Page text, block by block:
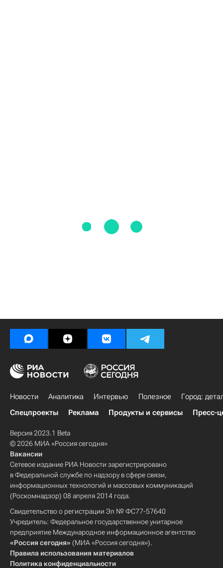
Новости Аналитика Интервью Полезное
Город:
Спецпроекты
Реклама Продукты и сервисы Пресс-
Версия 2023.1 Beta
© 2026 МИА «Россия сегодня»
Вакансии
Сетевое издание РИА Новости зарегистрировано
в Федеральной службе по надзору в сфере связи,
информационных технологий и массовых коммуникаций
(Роскомнадзор) 08 апреля 2014 года.
Свидетельство о регистрации Эл № ФС77-57640
Учредитель: Федеральное государственное унитарное
предприятие Международное информационное агентство
«Россия сегодня» (МИА «Россия сегодня»).
Правила использования материалов
Политика конфиденциальности